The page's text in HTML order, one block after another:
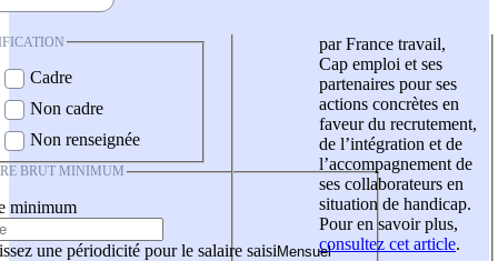
Cadre
Non cadre
Non renseignée
BRUT MINIMUM
minimum
une périodicité pour le salaire saisi
par France travail,
Cap emploi et ses
partenaires pour ses
actions concrètes en
faveur du recrutement,
de l’intégration et de
l’accompagnement de
ses collaborateurs en
situation de handicap.
Pour en savoir plus,
consultez cet article.